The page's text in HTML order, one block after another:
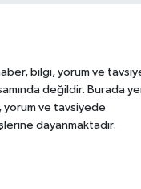
bilgi, yorum ve
değildir. Burada
yorum ve tavsiyede
dayanmaktadır.